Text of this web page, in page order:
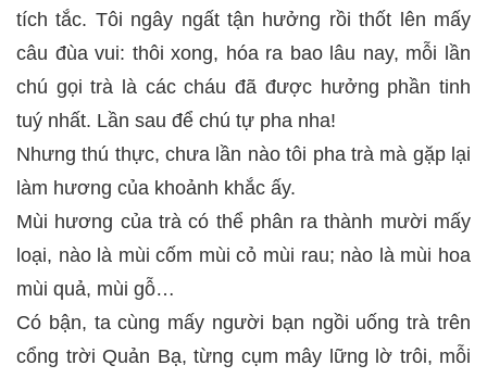
tích tắc. Tôi ngây ngất tận hưởng rồi thốt lên mấy
câu đùa vui: thôi xong, hóa ra bao lâu nay, mỗi lần
chú gọi trà là các cháu đã được hưởng phần tinh
tuý nhất. Lần sau để chú tự pha nha!
Nhưng thú thực, chưa lần nào tôi pha trà mà gặp lại
làm hương của khoảnh khắc ấy.
Mùi hương của trà có thể phân ra thành mười mấy
loại, nào là mùi cốm mùi cỏ mùi rau; nào là mùi hoa
mùi quả, mùi gỗ…
Có bận, ta cùng mấy người bạn ngồi uống trà trên
cổng trời Quản Bạ, từng cụm mây lững lờ trôi, mỗi